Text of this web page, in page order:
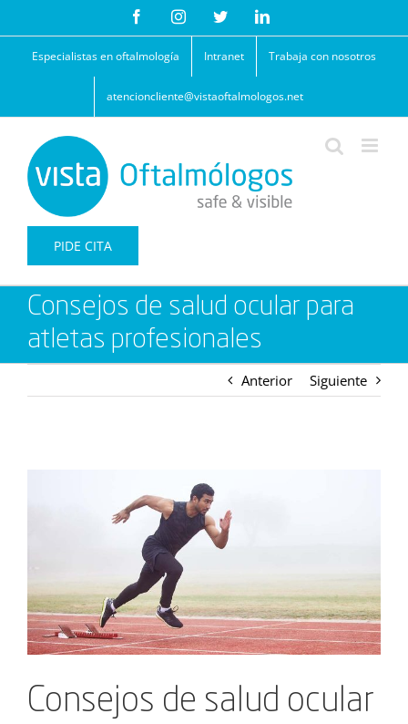
contenido
FacebookInstagramTwitterLinkedIn
Especialistas en oftalmología Intranet Trabaja con nosotros
atencioncliente@vistaoftalmologos.net
PIDE CITA
Consejos de salud ocular para
atletas profesionales
Anterior Siguiente
Consejos de salud ocular